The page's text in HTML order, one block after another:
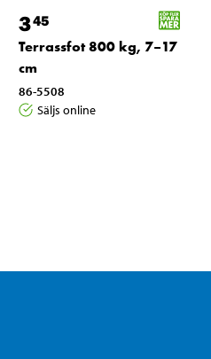
345
Terrassfot 800 kg, 7–17
cm
86-5508
Säljs online